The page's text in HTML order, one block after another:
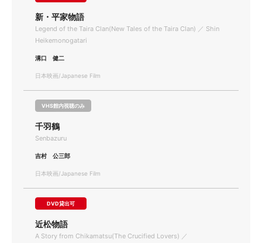
新・平家物語
Legend of the Taira Clan(New Tales of the Taira Clan) ／ Shin
Heikemonogatari
溝口 健二
日本映画/Japanese Film
VHS館内視聴のみ
千羽鶴
Senbazuru
吉村 公三郎
日本映画/Japanese Film
DVD貸出可
近松物語
A Story from Chikamatsu(The Crucified Lovers) ／